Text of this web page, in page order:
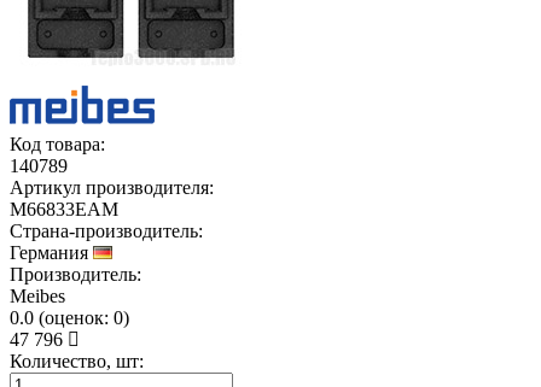
Код товара:
140789
Артикул производителя:
M66833EAM
Страна-производитель:
Германия
Производитель:
Meibes
0.0 (оценок: 0)
47 796
Количество, шт: